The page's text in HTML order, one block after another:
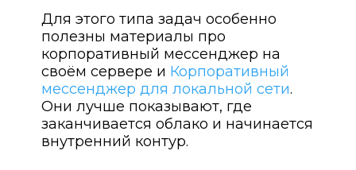
Для этого типа задач особенно
полезны материалы про
корпоративный мессенджер на
своём сервере и Корпоративный
мессенджер для локальной сети.
Они лучше показывают, где
заканчивается облако и начинается
внутренний контур.